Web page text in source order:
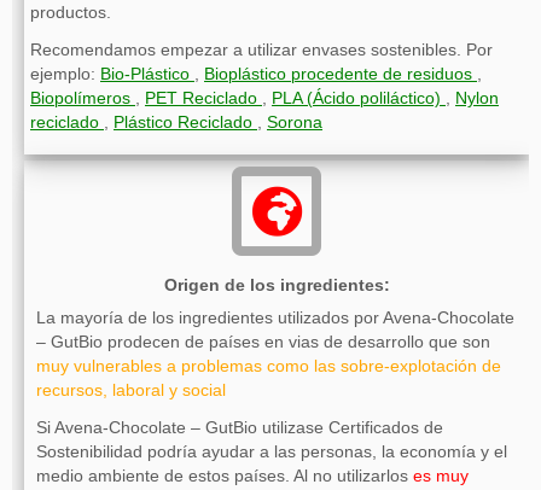
productos.
Recomendamos empezar a utilizar envases sostenibles. Por
ejemplo: Bio-Plástico , Bioplástico procedente de residuos ,
Biopolímeros , PET Reciclado , PLA (Ácido poliláctico) , Nylon
reciclado , Plástico Reciclado , Sorona
Origen de los ingredientes:
La mayoría de los ingredientes utilizados por Avena-Chocolate
– GutBio prodecen de países en vias de desarrollo que son
muy vulnerables a problemas como las sobre-explotación de
recursos, laboral y social
Si Avena-Chocolate – GutBio utilizase Certificados de
Sostenibilidad podría ayudar a las personas, la economía y el
medio ambiente de estos países. Al no utilizarlos es muy